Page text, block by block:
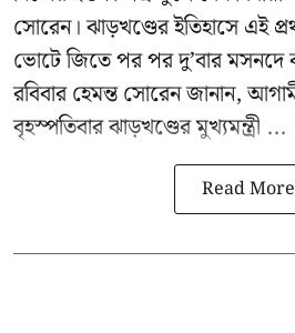
সোরেন। ঝাড়খণ্ডের ইতিহাসে এই
ভোটে জিতে পর পর দু’বার মসনদে
রবিবার হেমন্ত সোরেন জানান,
বৃহস্পতিবার ঝাড়খণ্ডের মুখ্যমন্ত্রী ...
Read More